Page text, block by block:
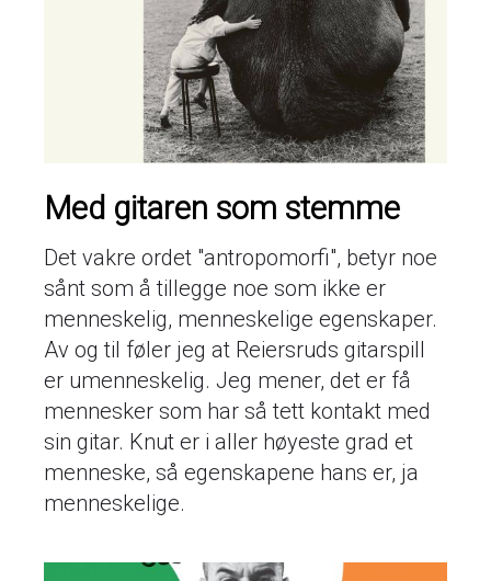
Med gitaren som stemme
Det vakre ordet "antropomorfi", betyr noe
sånt som å tillegge noe som ikke er
menneskelig, menneskelige egenskaper.
Av og til føler jeg at Reiersruds gitarspill
er umenneskelig. Jeg mener, det er få
mennesker som har så tett kontakt med
sin gitar. Knut er i aller høyeste grad et
menneske, så egenskapene hans er, ja
menneskelige.